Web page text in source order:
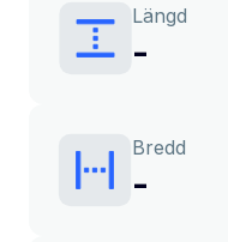
Längd
-
Bredd
-